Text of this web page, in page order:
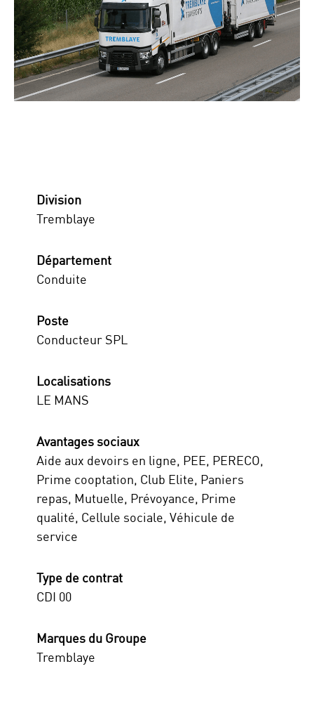
Division
Tremblaye
Département
Conduite
Poste
Conducteur SPL
Localisations
LE MANS
Avantages sociaux
Aide aux devoirs en ligne, PEE, PERECO,
Prime cooptation, Club Elite, Paniers
repas, Mutuelle, Prévoyance, Prime
qualité, Cellule sociale, Véhicule de
service
Type de contrat
CDI 00
Marques du Groupe
Tremblaye